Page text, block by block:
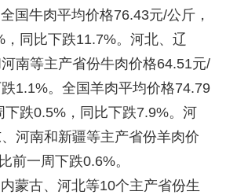
国牛肉平均价格76.43元/公斤，
，同比下跌11.7%。河北、辽
南等主产省份牛肉价格64.51元/
1.1%。全国羊肉平均价格74.79
下跌0.5%，同比下跌7.9%。河
河南和新疆等主产省份羊肉价
前一周下跌0.6%。
蒙古、河北等10个主产省份生